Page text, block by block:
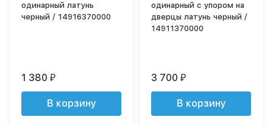
одинарный латунь
черный / 14916370000
1 380₽
В корзину
одинарный с упором на
дверцы латунь черный /
14911370000
3 700₽
В корзину